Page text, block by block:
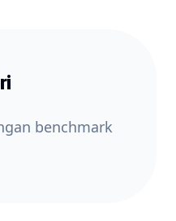
benchmark